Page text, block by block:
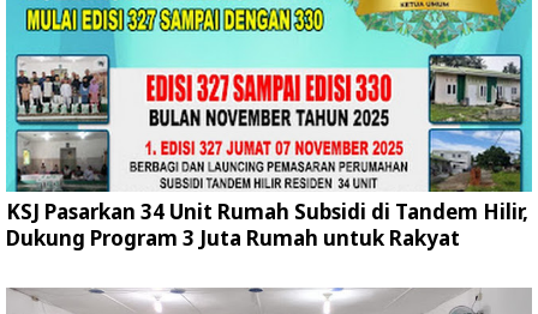
KSJ Pasarkan 34 Unit Rumah Subsidi di Tandem Hilir,
Dukung Program 3 Juta Rumah untuk Rakyat